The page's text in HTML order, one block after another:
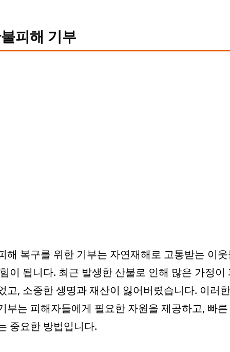
피해 기부
해 복구를 위한 기부는 자연재해로 고통받는 이웃
이 됩니다. 최근 발생한 산불로 인해 많은 가정이
고, 소중한 생명과 재산이 잃어버렸습니다. 이러
부는 피해자들에게 필요한 자원을 제공하고, 빠
중요한 방법입니다.